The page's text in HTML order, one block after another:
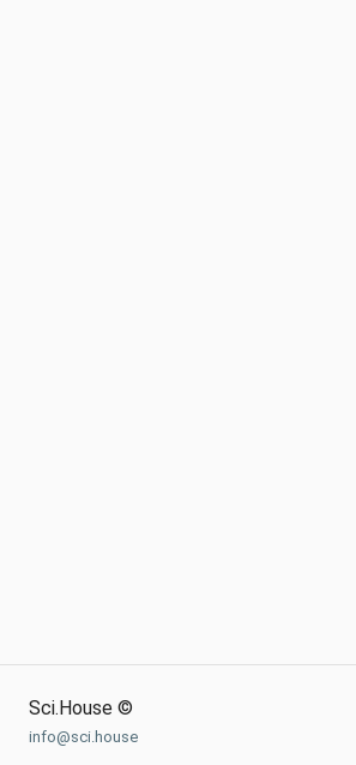
Sci.House ©
info@sci.house